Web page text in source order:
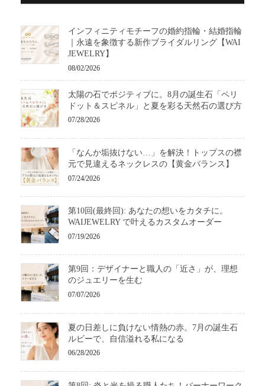
インフィニティモチーフの婚約指輪・結婚指輪
｜永遠を象徴する新作ブライダルリング【WAI
JEWELRY】
08/02/2026
太陽の石でポジティブに。8月の誕生石「ペリ
ドット＆スピネル」と夏を彩る天然石の選び方
07/28/2026
「なんか垢抜けない…」を解決！トップスの襟
元で見違えるネックレスの【黄金バランス】
07/24/2026
第10回(最終回): あなたの想いをカタチに。
WAIJEWELRY で叶えるカスタムオーダー
07/19/2026
第9回：デザイナーと職人の「近さ」が、理想
のジュエリーを生む
07/07/2026
夏の日差しに負けない情熱の赤。7月の誕生石
ルビーで、自信溢れる私になる
06/28/2026